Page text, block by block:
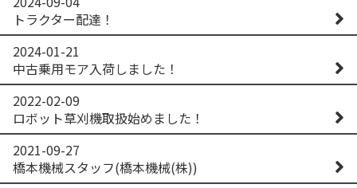
トラクター配達！
2024-01-21
中古乗用モア入荷しました！
2022-02-09
ロボット草刈機取扱始めました！
2021-09-27
橋本機械スタッフ(橋本機械(株))